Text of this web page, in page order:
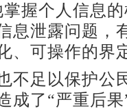
握个人信息
息泄露问题，
、可操作的界
足以保护公
成了“严重后